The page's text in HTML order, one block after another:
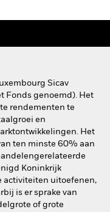
Sicav
Fonds genoemd). Het
rendementen te
en
Het
ten minste 60% aan
Koninkrijk
activiteiten uitoefenen,
is er sprake van
of grote